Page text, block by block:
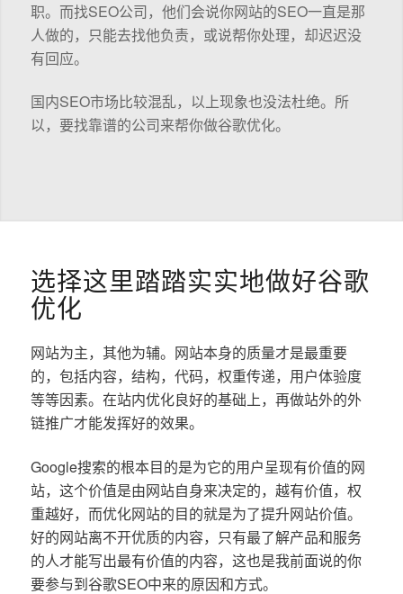
职。而找SEO公司，他们会说你网站的SEO一直是那
人做的，只能去找他负责，或说帮你处理，却迟迟没
有回应。
国内SEO市场比较混乱，以上现象也没法杜绝。所
以，要找靠谱的公司来帮你做谷歌优化。
选择这里踏踏实实地做好谷歌
优化
网站为主，其他为辅。网站本身的质量才是最重要
的，包括内容，结构，代码，权重传递，用户体验度
等等因素。在站内优化良好的基础上，再做站外的外
链推广才能发挥好的效果。
Google搜索的根本目的是为它的用户呈现有价值的网
站，这个价值是由网站自身来决定的，越有价值，权
重越好，而优化网站的目的就是为了提升网站价值。
好的网站离不开优质的内容，只有最了解产品和服务
的人才能写出最有价值的内容，这也是我前面说的你
要参与到谷歌SEO中来的原因和方式。